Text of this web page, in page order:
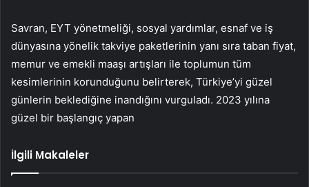
Savran, EYT yönetmeliği, sosyal yardımlar, esnaf ve iş
dünyasına yönelik takviye paketlerinin yanı sıra taban fiyat,
memur ve emekli maaşı artışları ile toplumun tüm
kesimlerinin korunduğunu belirterek, Türkiye’yi güzel
günlerin beklediğine inandığını vurguladı. 2023 yılına
güzel bir başlangıç ​​yapan
İlgili Makaleler